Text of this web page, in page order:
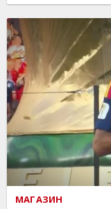
МАГАЗИН